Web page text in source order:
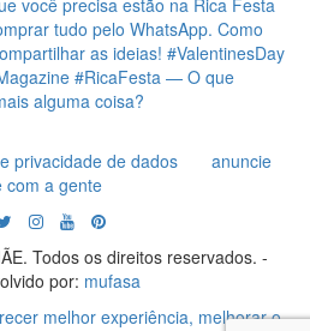
privacidade de dados
anuncie
com a gente
Todos os direitos reservados. -
por: mufasa
melhor experiência, melhorar o